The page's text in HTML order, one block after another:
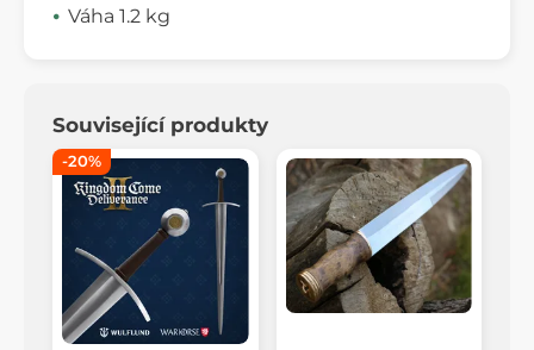
Váha 1.2 kg
Související produkty
-20%